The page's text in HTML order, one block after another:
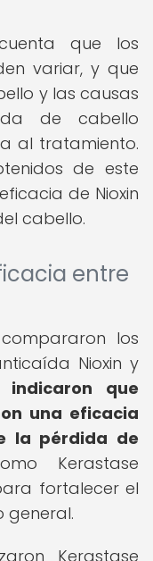
que los
variar, y que
y las causas
de cabello
al tratamiento.
de este
de Nioxin
cabello.
entre
los
Nioxin y
indicaron que
una eficacia
la pérdida de
Kerastase
fortalecer el
general.
Kerastase